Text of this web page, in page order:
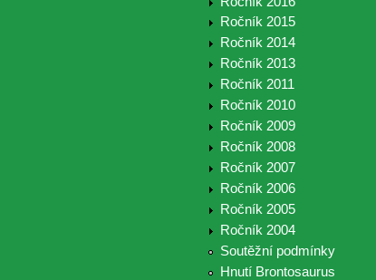
Ročník 2015
Ročník 2014
Ročník 2013
Ročník 2011
Ročník 2010
Ročník 2009
Ročník 2008
Ročník 2007
Ročník 2006
Ročník 2005
Ročník 2004
Soutěžní podmínky
Hnutí Brontosaurus